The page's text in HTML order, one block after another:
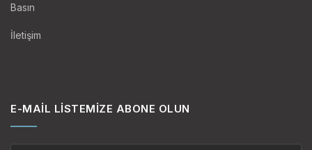
Basın
İletişim
E-MAIL LISTEMIZE ABONE OLUN